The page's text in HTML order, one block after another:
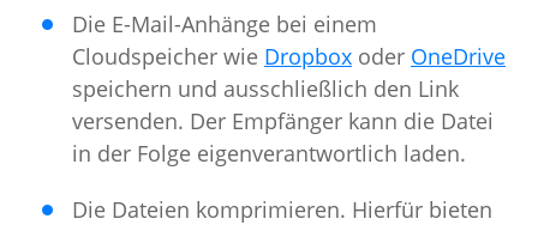
Die E-Mail-Anhänge bei einem
Cloudspeicher wie Dropbox oder OneDrive
speichern und ausschließlich den Link
versenden. Der Empfänger kann die Datei
in der Folge eigenverantwortlich laden.
Die Dateien komprimieren. Hierfür bieten